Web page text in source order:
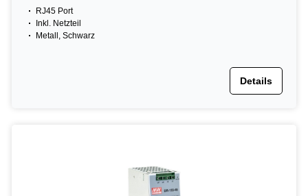
RJ45 Port
Inkl. Netzteil
Metall, Schwarz
Details